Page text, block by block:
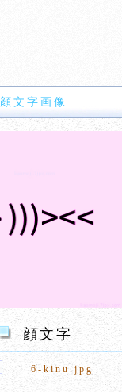
顔文字画像
顔文字
6-kinu.jpg